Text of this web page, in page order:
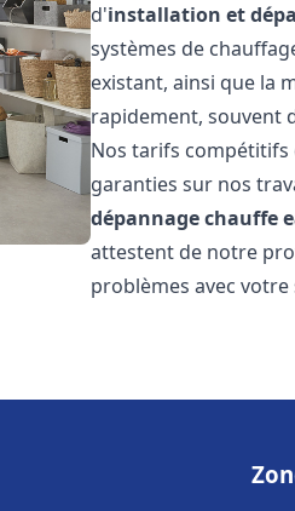
d'installation et
systèmes de
existant, ainsi que la
rapidement, souvent
Nos tarifs
garanties sur nos
dépannage chauffe
attestent de notre
problèmes avec